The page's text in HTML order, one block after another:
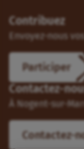
Contribuez
Envoyez-nous
Participer
Contactez-
À Nogent-sur-
Contactez-